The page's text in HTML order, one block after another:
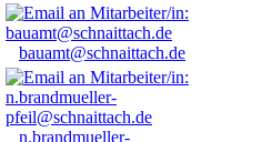
bauamt@schnaittach.de
n.brandmueller-